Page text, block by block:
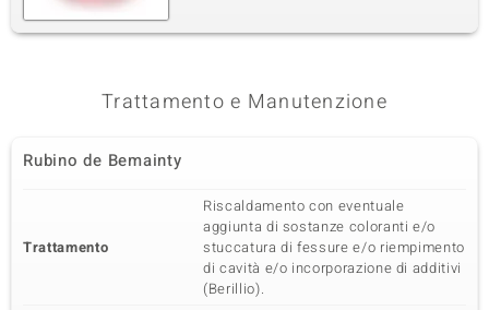
Trattamento e Manutenzione
Rubino de Bemainty
Trattamento
Riscaldamento con eventuale
aggiunta di sostanze coloranti e/o
stuccatura di fessure e/o riempimento
di cavità e/o incorporazione di additivi
(Berillio).